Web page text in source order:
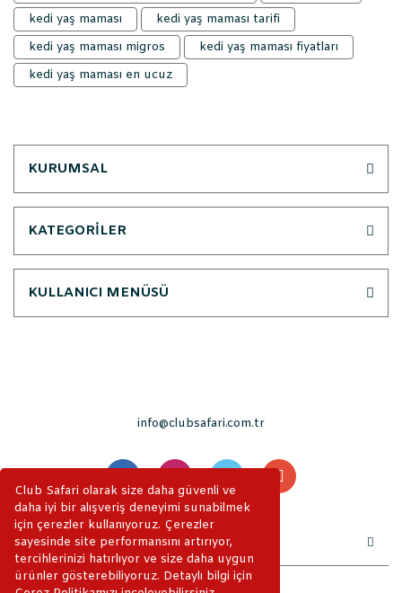
Club Safari olarak size daha güvenli ve
daha iyi bir alışveriş deneyimi sunabilmek
için çerezler kullanıyoruz. Çerezler
sayesinde site performansını artırıyor,
tercihlerinizi hatırlıyor ve size daha uygun
ürünler gösterebiliyoruz. Detaylı bilgi için
kedi yaş maması
kedi yaş maması tarifi
kedi yaş maması migros
kedi yaş maması fiyatları
kedi yaş maması en ucuz
KURUMSAL
KATEGORİLER
KULLANICI MENÜSÜ
info@clubsafari.com.tr